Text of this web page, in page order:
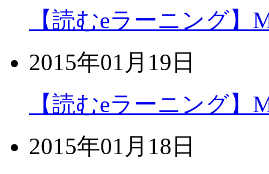
【読むeラーニング】
2015年01月19日
【読むeラーニング】
2015年01月18日